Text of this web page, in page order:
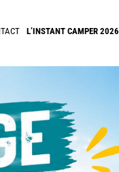
L’INSTANT CAMPER 2026